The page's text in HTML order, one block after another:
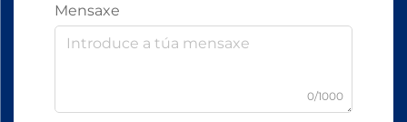
Mensaxe
0/1000